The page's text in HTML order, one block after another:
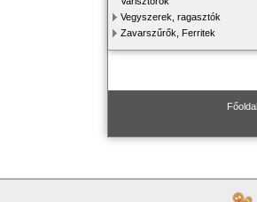
Vegyszerek, ragasztók
Zavarszűrők, Ferritek
Főoldal